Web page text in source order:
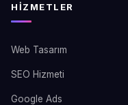
HIZMETLER
Web Tasarım
SEO Hizmeti
Google Ads